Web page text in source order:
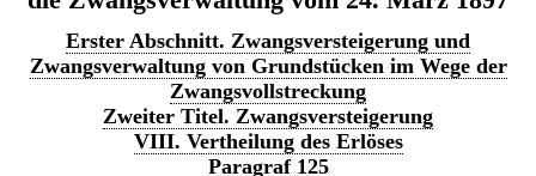
Erster Abschnitt. Zwangsversteigerung und
Zwangsverwaltung von Grundstücken im Wege der
Zwangsvollstreckung
Zweiter Titel. Zwangsversteigerung
VIII. Vertheilung des Erlöses
Paragraf 125